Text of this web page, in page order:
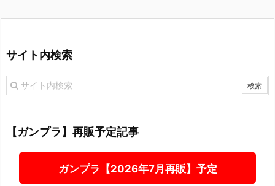
サイト内検索
【ガンプラ】再販予定記事
ガンプラ【2026年7月再販】予定